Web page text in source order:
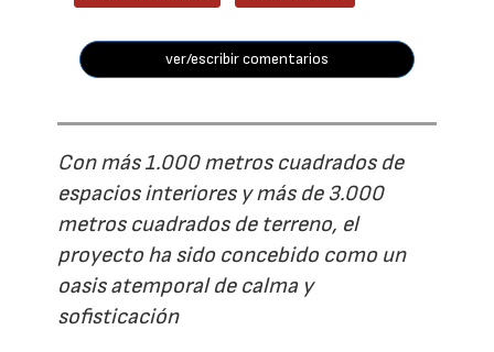
ver/escribir comentarios
Con más 1.000 metros cuadrados de
espacios interiores y más de 3.000
metros cuadrados de terreno, el
proyecto ha sido concebido como un
oasis atemporal de calma y
sofisticación